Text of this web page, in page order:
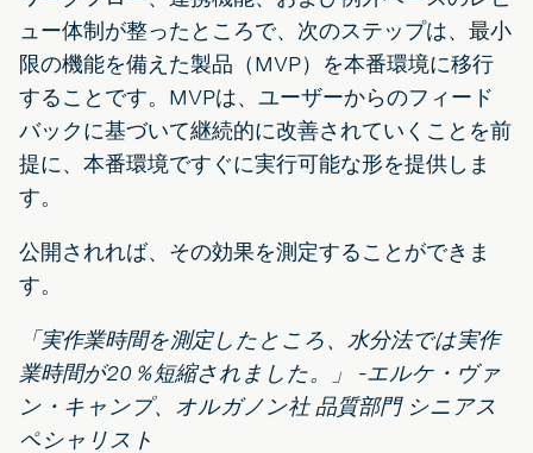
ュー体制が整ったところで、次のステップは、最小
限の機能を備えた製品（MVP）を本番環境に移行
することです。MVPは、ユーザーからのフィード
バックに基づいて継続的に改善されていくことを前
提に、本番環境ですぐに実行可能な形を提供しま
す。
公開されれば、その効果を測定することができま
す。
「実作業時間を測定したところ、水分法では実作
業時間が20％短縮されました。」 -エルケ・ヴァ
ン・キャンプ、オルガノン社 品質部門 シニアス
ペシャリスト